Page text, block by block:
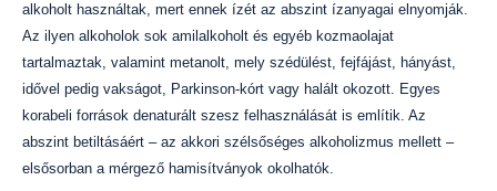
alkoholt használtak, mert ennek ízét az abszint ízanyagai elnyomják.
Az ilyen alkoholok sok amilalkoholt és egyéb kozmaolajat
tartalmaztak, valamint metanolt, mely szédülést, fejfájást, hányást,
idővel pedig vakságot, Parkinson-kórt vagy halált okozott. Egyes
korabeli források denaturált szesz felhasználását is említik. Az
abszint betiltásáért – az akkori szélsőséges alkoholizmus mellett –
elsősorban a mérgező hamisítványok okolhatók.